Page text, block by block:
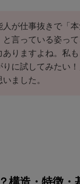
人が仕事抜きで「本
と言っている姿っ
ありますよね。私
りに試してみたい
いました。